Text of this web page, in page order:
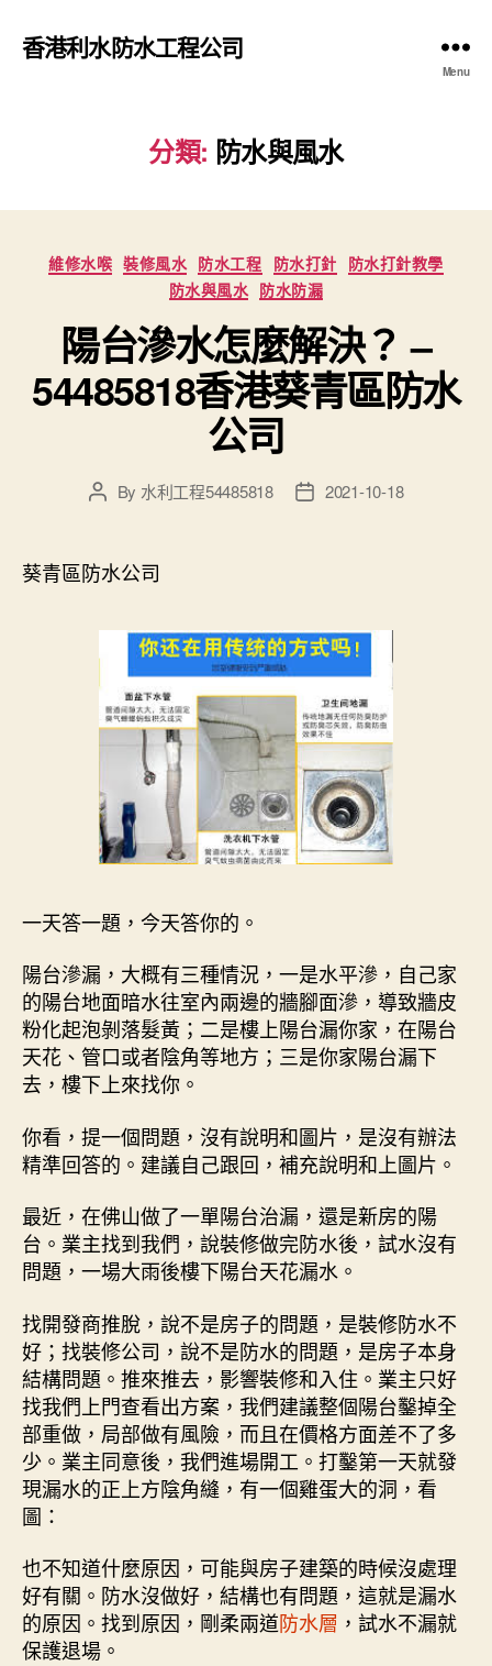
香港利水防水工程公司
Menu
分類: 防水與風水
Categories
維修水喉 裝修風水 防水工程 防水打針 防水打針教學
防水與風水 防水防漏
陽台滲水怎麼解決？ –
54485818香港葵青區防水
公司
PostBy 水利工程54485818
Post2021-10-18
葵青區防水公司
一天答一題，今天答你的。
陽台滲漏，大概有三種情況，一是水平滲，自己家
的陽台地面暗水往室內兩邊的牆腳面滲，導致牆皮
粉化起泡剝落髮黃；二是樓上陽台漏你家，在陽台
天花、管口或者陰角等地方；三是你家陽台漏下
去，樓下上來找你。
你看，提一個問題，沒有說明和圖片，是沒有辦法
精準回答的。建議自己跟回，補充說明和上圖片。
最近，在佛山做了一單陽台治漏，還是新房的陽
台。業主找到我們，說裝修做完防水後，試水沒有
問題，一場大雨後樓下陽台天花漏水。
找開發商推脫，說不是房子的問題，是裝修防水不
好；找裝修公司，說不是防水的問題，是房子本身
結構問題。推來推去，影響裝修和入住。業主只好
找我們上門查看出方案，我們建議整個陽台鑿掉全
部重做，局部做有風險，而且在價格方面差不了多
少。業主同意後，我們進場開工。打鑿第一天就發
現漏水的正上方陰角縫，有一個雞蛋大的洞，看
圖：
也不知道什麼原因，可能與房子建築的時候沒處理
好有關。防水沒做好，結構也有問題，這就是漏水
的原因。找到原因，剛柔兩道防水層 ，試水不漏就
保護退場。